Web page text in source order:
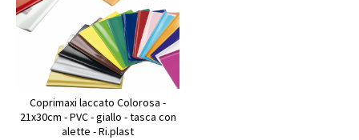
Coprimaxi laccato Colorosa -
21x30cm - PVC - giallo - tasca con
alette - Ri.plast